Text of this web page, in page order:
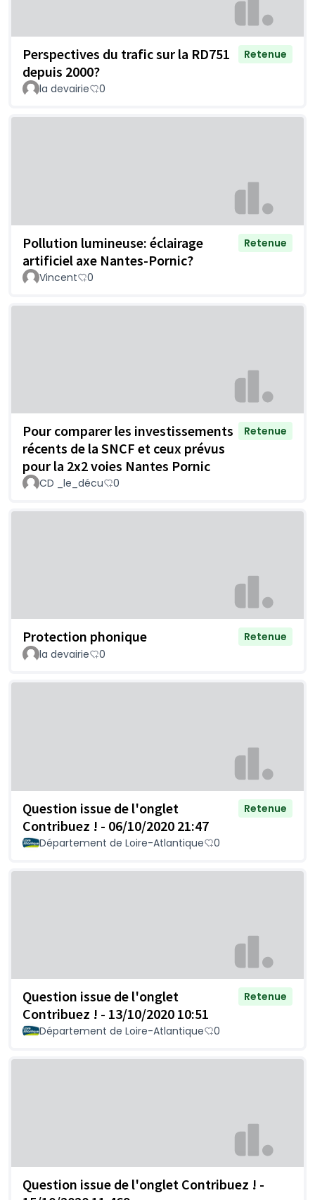
Perspectives du trafic sur la RD751
depuis 2000?
Retenue
la devairie 0
Pollution lumineuse: éclairage
artificiel axe Nantes-Pornic?
Retenue
Vincent 0
Pour comparer les investissements
récents de la SNCF et ceux prévus
pour la 2x2 voies Nantes Pornic
Retenue
CD _le_décu 0
Protection phonique
Retenue
la devairie
0
Question issue de l'onglet
Contribuez ! - 06/10/2020 21:47
Retenue
Département de Loire-Atlantique 0
Question issue de l'onglet
Contribuez ! - 13/10/2020 10:51
Retenue
Département de Loire-Atlantique 0
Question issue de l'onglet Contribuez ! -